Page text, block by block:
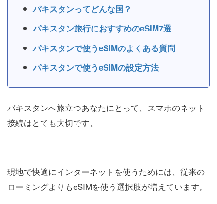
パキスタンってどんな国？
パキスタン旅行におすすめのeSIM7選
パキスタンで使うeSIMのよくある質問
パキスタンで使うeSIMの設定方法
パキスタンへ旅立つあなたにとって、スマホのネット
接続はとても大切です。
現地で快適にインターネットを使うためには、従来の
ローミングよりもeSIMを使う選択肢が増えています。